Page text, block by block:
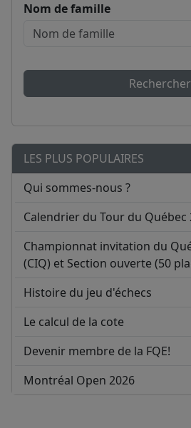
Nom de famille
Rechercher
LES PLUS POPULAIRES
Qui sommes-nous ?
Calendrier du Tour du Québec
Championnat invitation du
(CIQ) et Section ouverte (50
Histoire du jeu d'échecs
Le calcul de la cote
Devenir membre de la FQE!
Montréal Open 2026